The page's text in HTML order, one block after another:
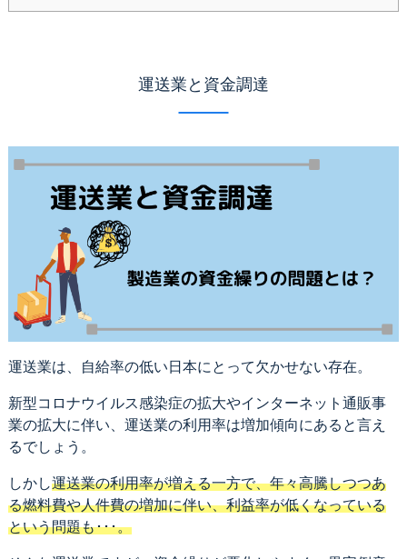
運送業と資金調達
運送業は、自給率の低い日本にとって欠かせない存在。
新型コロナウイルス感染症の拡大やインターネット通販事
業の拡大に伴い、運送業の利用率は増加傾向にあると言え
るでしょう。
しかし運送業の利用率が増える一方で、年々高騰しつつあ
る燃料費や人件費の増加に伴い、利益率が低くなっている
という問題も･･･。